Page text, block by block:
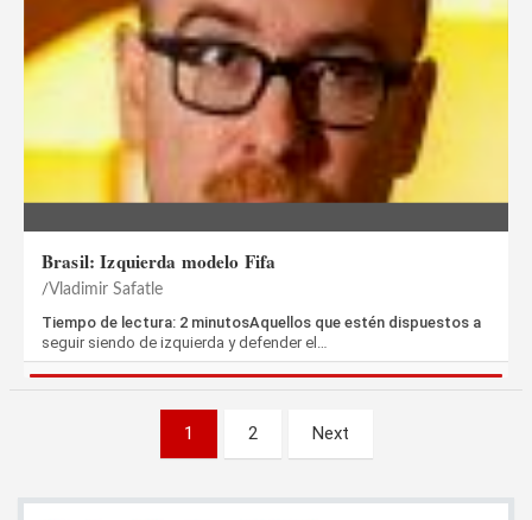
Brasil: Izquierda modelo Fifa
Vladimir Safatle
Tiempo de lectura: 2 minutosAquellos que estén dispuestos a
seguir siendo de izquierda y defender el…
entradas
1 2 Next